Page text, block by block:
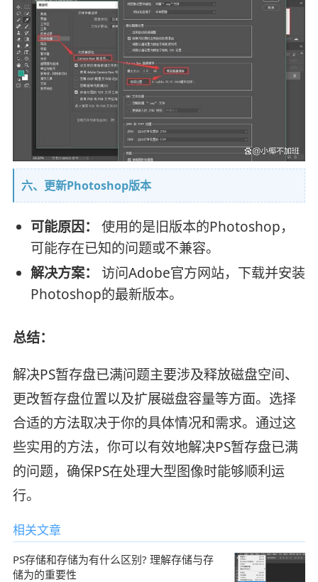
六、更新Photoshop版本
可能原因：
使用的是旧版本的Photoshop，
可能存在已知的问题或不兼容。
解决方案：
访问Adobe官方网站，下载并安装
Photoshop的最新版本。
总结：
解决PS暂存盘已满问题主要涉及释放磁盘空间、
更改暂存盘位置以及扩展磁盘容量等方面。选择
合适的方法取决于你的具体情况和需求。通过这
些实用的方法，你可以有效地解决PS暂存盘已满
的问题，确保PS在处理大型图像时能够顺利运
行。
相关文章
PS存储和存储为有什么区别? 理解存储与存
储为的重要性